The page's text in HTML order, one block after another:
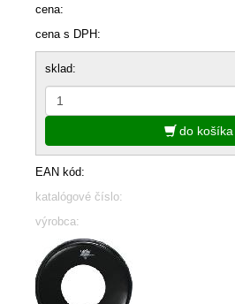
cena:
cena s DPH:
sklad:
do košíka
EAN kód:
katalógové číslo:
výrobca: